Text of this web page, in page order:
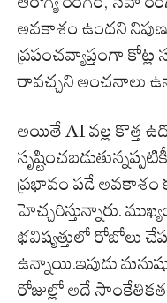
అవకాశం ఉందని
ప్రపంచవ్యాప్తంగా
రావచ్చని అంచనాలు
అయితే AI వల్ల కొత్త
ప్రభావం పడే అవకాశం
హెచ్చరిస్తున్నారు.
భవిష్యత్తులో రోబోలు
ఉన్నాయి.ఇపుడు
రోజుల్లో అదే